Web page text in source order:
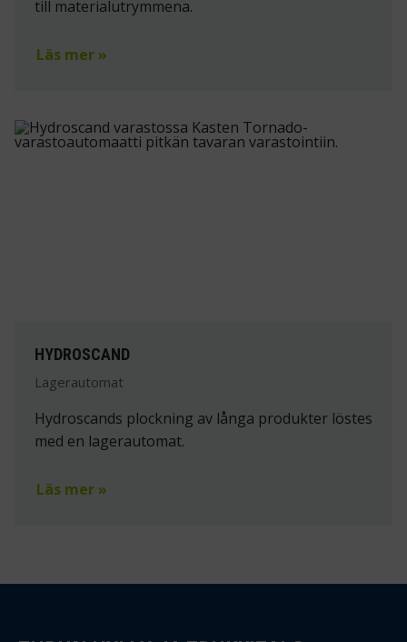
till materialutrymmena.
Läs mer »
HYDROSCAND
Lagerautomat
Hydroscands plockning av långa produkter löstes
med en lagerautomat.
Läs mer »